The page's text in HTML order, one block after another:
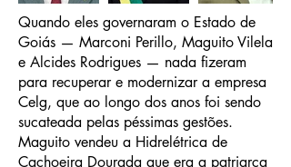
Quando eles governaram o Estado de
Goiás — Marconi Perillo, Maguito Vilela
e Alcides Rodrigues — nada fizeram
para recuperar e modernizar a empresa
Celg, que ao longo dos anos foi sendo
sucateada pelas péssimas gestões.
Maguito vendeu a Hidrelétrica de
Cachoeira Dourada que era a patriarca